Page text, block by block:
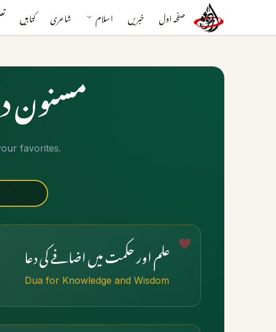
صفحہ اول خبریں اسلام شاعری کتابیں
مسنون
favorites.
علم اور حکمت میں اضافے کی دعا
Dua for Knowledge and Wisdom